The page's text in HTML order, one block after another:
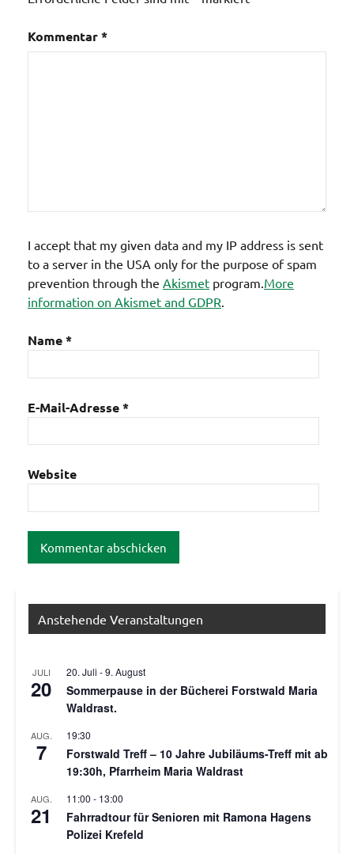
Kommentar*
I accept that my given data and my IP address is sent
to a server in the USA only for the purpose of spam
prevention through the Akismet program.More
information on Akismet and GDPR.
Name*
E-Mail-Adresse*
Website
Anstehende Veranstaltungen
JULI
20
20. Juli -9. August
Sommerpause in der Bücherei Forstwald Maria
Waldrast.
AUG.
7
19:30
Forstwald Treff – 10 Jahre Jubiläums-Treff mit ab
19:30h, Pfarrheim Maria Waldrast
AUG.
21
11:00 - 13:00
Fahrradtour für Senioren mit Ramona Hagens
Polizei Krefeld